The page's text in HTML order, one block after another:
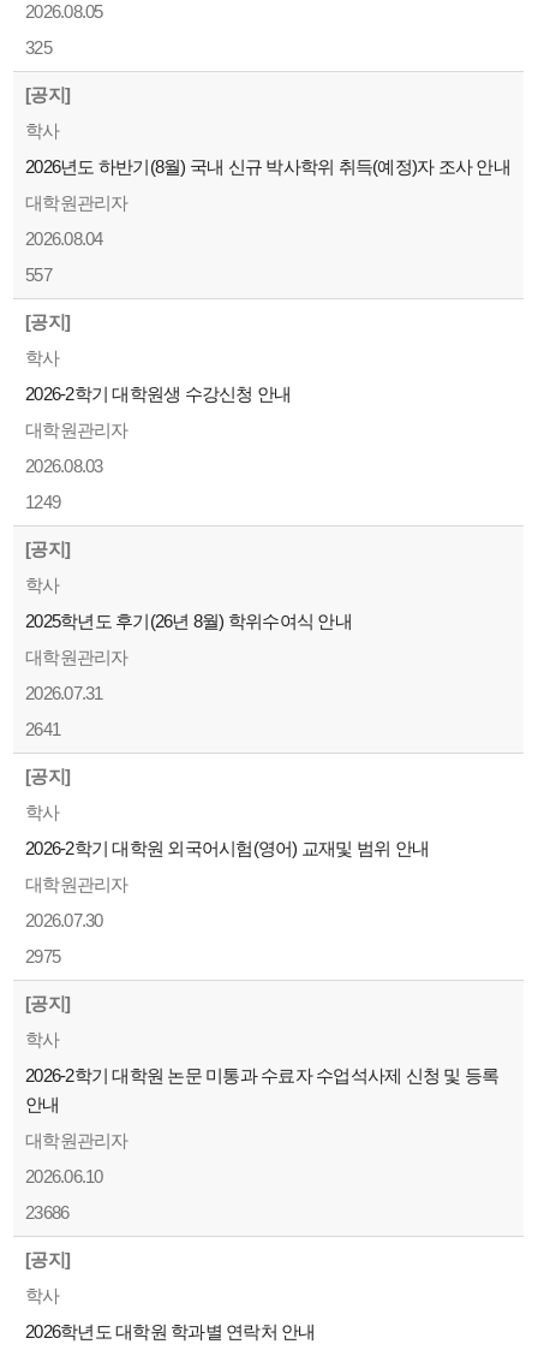
2026.08.05
325
[공지]
학사
2026년도 하반기(8월) 국내 신규 박사학위 취득(예정)자 조사 안내
대학원관리자
2026.08.04
557
[공지]
학사
2026-2학기 대학원생 수강신청 안내
대학원관리자
2026.08.03
1249
[공지]
학사
2025학년도 후기(26년 8월) 학위수여식 안내
대학원관리자
2026.07.31
2641
[공지]
학사
2026-2학기 대학원 외국어시험(영어) 교재및 범위 안내
대학원관리자
2026.07.30
2975
[공지]
학사
2026-2학기 대학원 논문 미통과 수료자 수업석사제 신청 및 등록
안내
대학원관리자
2026.06.10
23686
[공지]
학사
2026학년도 대학원 학과별 연락처 안내